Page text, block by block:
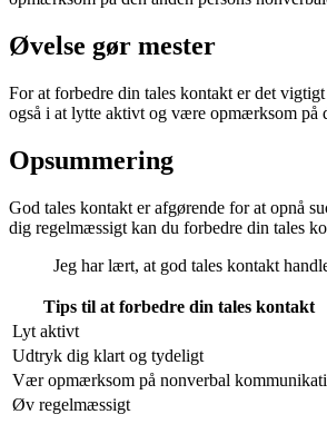
Øvelse gør mester
For at forbedre din tales kontakt er det
også i at lytte aktivt og være opmærksom på
Opsummering
God tales kontakt er afgørende for at opnå
dig regelmæssigt kan du forbedre din tales
Jeg har lært, at god tales kontakt
Tips til at forbedre din tales kontakt
Lyt aktivt
Udtryk dig klart og tydeligt
Vær opmærksom på nonverbal
Øv regelmæssigt